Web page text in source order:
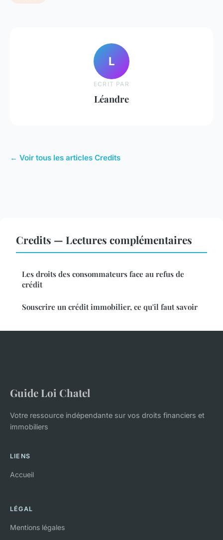
L
ECRIT PAR
Léandre
← Voir tous les articles Credits
Credits — Lectures complémentaires
Les droits des consommateurs face au refus de
crédit
Souscrire un crédit immobilier, ce qu'il faut savoir
Guide Loi Chatel
Votre ressource indépendante sur vos droits financiers et
immobiliers
LIENS
Accueil
LÉGAL
Mentions légales